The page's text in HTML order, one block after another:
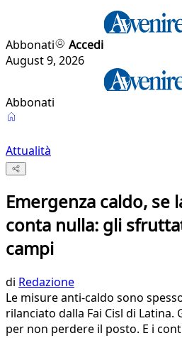
Abbonati
Accedi
August 9, 2026
Abbonati
Attualità
Emergenza caldo, se
conta nulla: gli
campi
di Redazione
Le misure anti-caldo sono
rilanciato dalla Fai Cisl di
per non perdere il posto. E i